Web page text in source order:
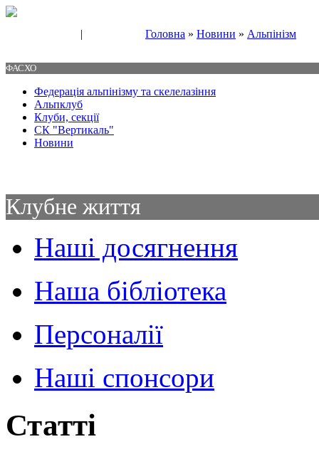
| Головна » Новини » Альпінізм
ФАСХО
Федерація альпінізму та скелелазіння
Альпклуб
Клуби, секції
СК "Вертикаль"
Новини
Клубне життя
Наші досягнення
Наша бібліотека
Персоналії
Наші спонсори
Статті